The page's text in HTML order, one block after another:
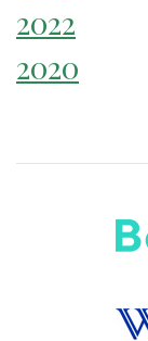
2022
2020